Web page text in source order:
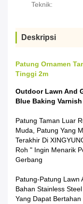
Teknik:
Deskripsi
Patung Ornamen
Tinggi 2m
Outdoor Lawn And
Blue Baking Varnish
Patung Taman Luar
Muda, Patung Yang
Terakhir Di
Roh " Ingin Menarik
Gerbang
Patung-Patung Lawn
Bahan Stainless
Yang Dapat